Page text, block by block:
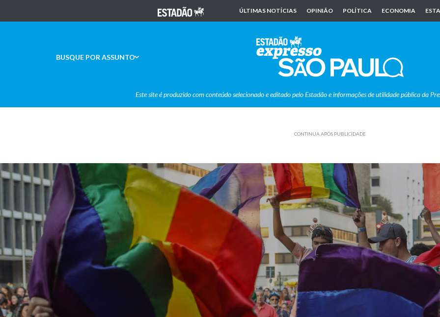
ÚLTIMAS NOTÍCIAS OPINIÃO POLÍTICA ECONOMIA
BUSQUE POR ASSUNTO
Este site é produzido com conteúdo selecionado e editado pelo Estadão e informações de utilidade pública da
CONTINUA APÓS PUBLICIDADE